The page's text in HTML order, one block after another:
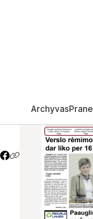
Archyvas